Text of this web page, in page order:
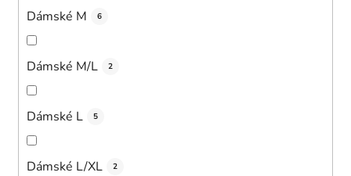
Dámské M 6
Dámské M/L 2
Dámské L 5
Dámské L/XL 2